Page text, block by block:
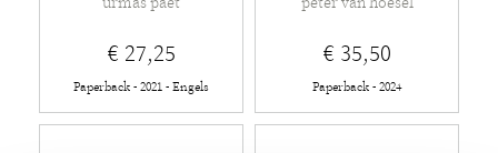
€ 27,25
Paperback - 2021 - Engels
€ 35,50
Paperback - 2024